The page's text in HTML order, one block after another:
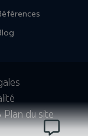
Plan du site